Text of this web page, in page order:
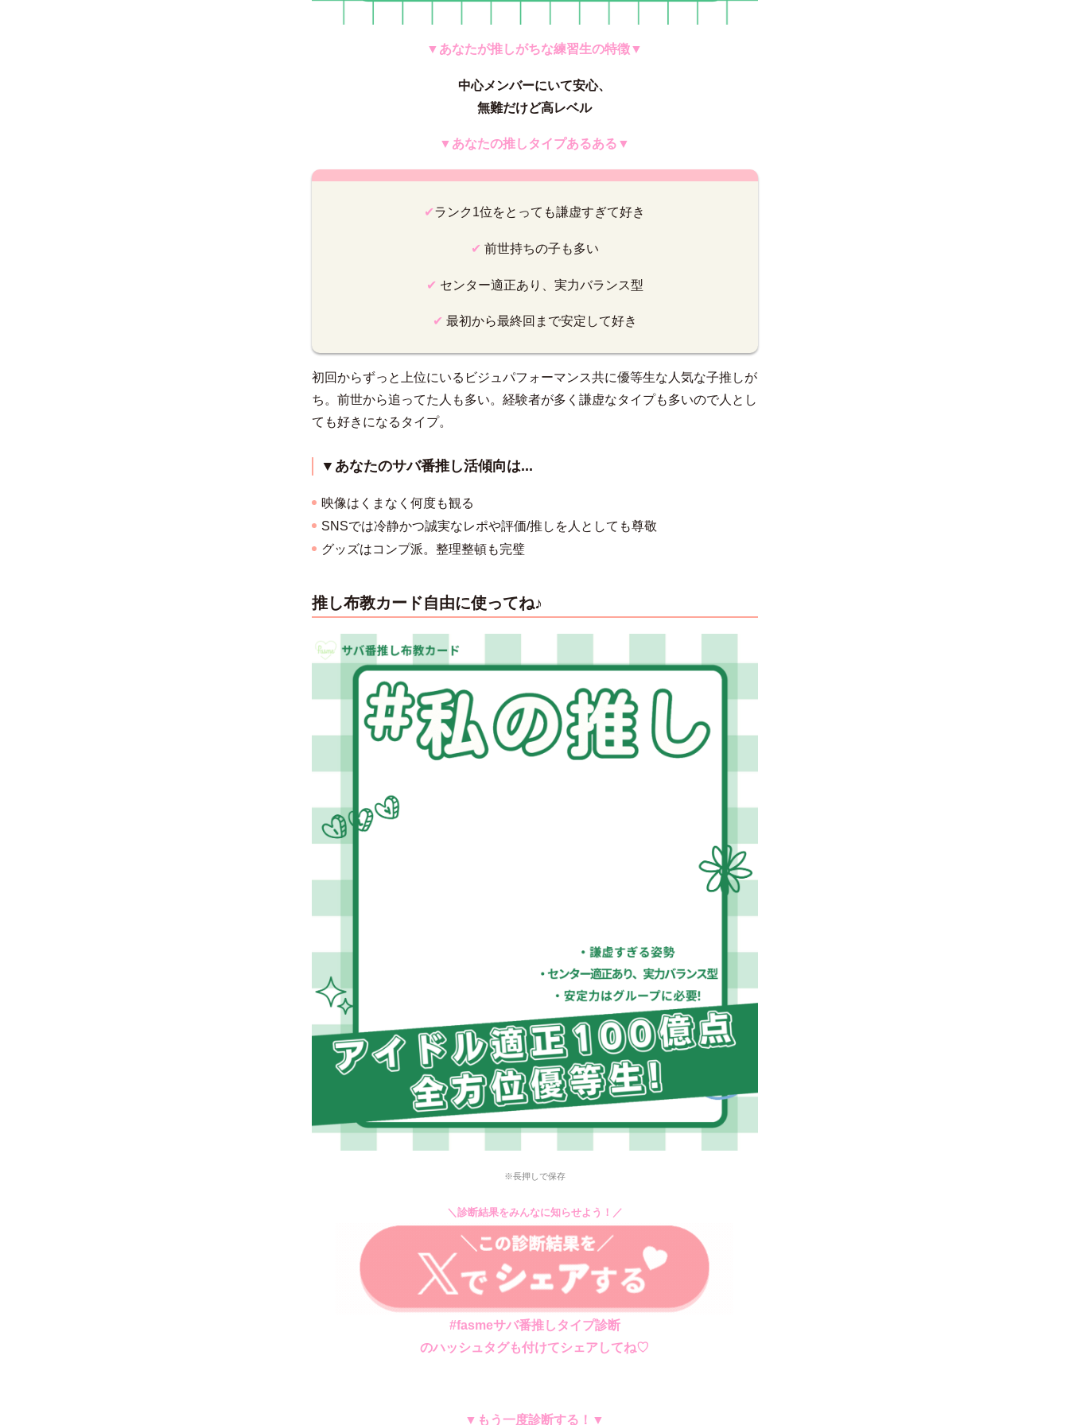
▼あなたが推しがちな練習生の特徴▼
中心メンバーにいて安心、
無難だけど高レベル
▼あなたの推しタイプあるある▼
✔︎ランク 1位をとっても謙虚すぎて好き
✔︎ 前世持ちの子も多い
✔︎ センター適正あり、実力バランス型
✔︎ 最初から最終回まで安定して好き
初回からずっと上位にいるビジュパフォーマンス共に優等生な人気な子推しが
ち。前世から追ってた人も多い。経験者が多く謙虚なタイプも多いので人とし
ても好きになるタイプ。
▼あなたのサバ番推し活傾向は...
映像はくまなく何度も観る
SNSでは冷静かつ誠実なレポや評価/推しを人としても尊敬
グッズはコンプ派。整理整頓も完璧
推し布教カード自由に使ってね♪
※長押しで保存
＼診断結果をみんなに知らせよう！／
#fasmeサバ番推しタイプ診断
のハッシュタグも付けてシェアしてね♡
▼もう一度診断する！▼